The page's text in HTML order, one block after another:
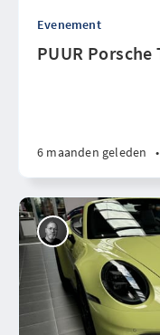
Evenement
PUUR
6 maanden geleden •